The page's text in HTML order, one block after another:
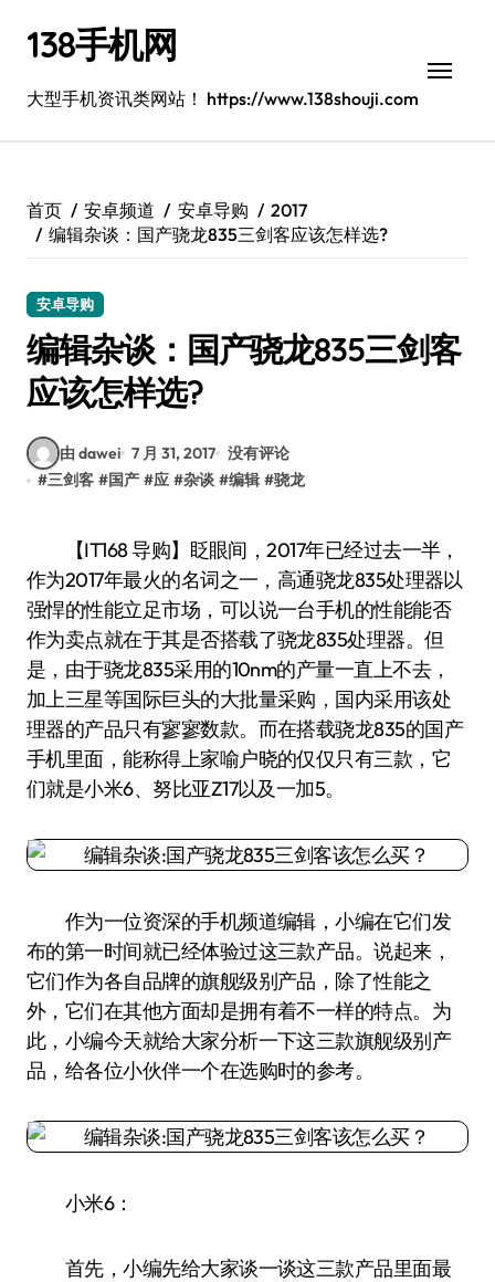
138手机网
大型手机资讯类网站！ https://www.138shouji.com
首页 安卓频道 安卓导购
2017
编辑杂谈：国产骁龙835三剑客应该怎样选?
安卓导购
编辑杂谈：国产骁龙835三剑客
应该怎样选?
由 dawei 7 月 31, 2017 没有评论
#三剑客 #国产 #应 #杂谈 #编辑 #骁龙
【IT168 导购】眨眼间，2017年已经过去一半，
作为2017年最火的名词之一，高通骁龙835处理器以
强悍的性能立足市场，可以说一台手机的性能能否
作为卖点就在于其是否搭载了骁龙835处理器。但
是，由于骁龙835采用的10nm的产量一直上不去，
加上三星等国际巨头的大批量采购，国内采用该处
理器的产品只有寥寥数款。而在搭载骁龙835的国产
手机里面，能称得上家喻户晓的仅仅只有三款，它
们就是小米6、努比亚Z17以及一加5。
作为一位资深的手机频道编辑，小编在它们发
布的第一时间就已经体验过这三款产品。说起来，
它们作为各自品牌的旗舰级别产品，除了性能之
外，它们在其他方面却是拥有着不一样的特点。为
此，小编今天就给大家分析一下这三款旗舰级别产
品，给各位小伙伴一个在选购时的参考。
小米6：
首先，小编先给大家谈一谈这三款产品里面最